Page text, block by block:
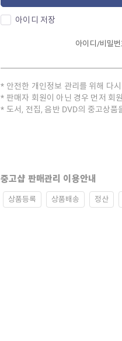
아이디 저장
아이디/비밀번
안전한 개인정보 관리를 위해 다
판매자 회원이 아닌 경우 먼저 회
도서, 전집, 음반 DVD의 중고상
중고샵 판매관리 이용안내
상품등록 상품배송 정산